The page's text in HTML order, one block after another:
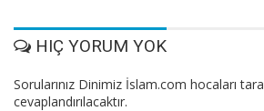
HIÇ YORUM YOK
Sorularınız Dinimiz İslam.com hocaları
cevaplandırılacaktır.